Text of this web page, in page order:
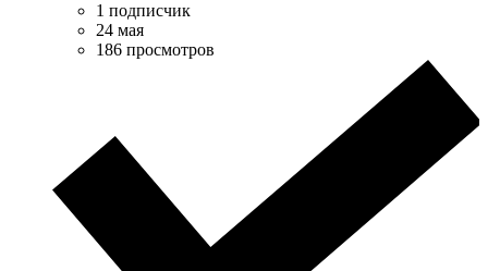
1 подписчик
24 мая
186 просмотров